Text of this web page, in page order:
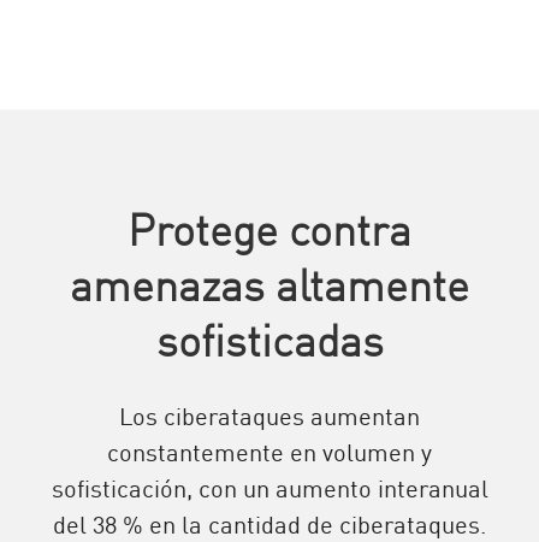
Protege contra
amenazas altamente
sofisticadas
Los ciberataques aumentan
constantemente en volumen y
sofisticación, con un aumento interanual
del 38 % en la cantidad de ciberataques.